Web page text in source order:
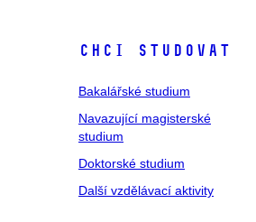
Chci studovat
Bakalářské studium
Navazující magisterské
studium
Doktorské studium
Další vzdělávací aktivity